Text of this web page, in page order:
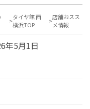
タイヤ館 西
横浜TOP
店舗おスス
メ情報
年5月1日